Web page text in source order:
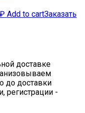
₽ Add to cartЗаказать
доставке
до доставки
регистрации -